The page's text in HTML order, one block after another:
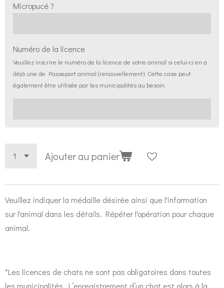
Micropucé ?
Numéro de la licence
Veuillez inscrire le numéro de la licence de votre animal si celui-ci en a
déjà une de Passeport animal (renouvellement). Cette case peut
également être utilisée par les municipalités au besoin.
Ajouter au panier
Veuillez indiquer la médaille désirée ainsi que l'information
sur l'animal dans les détails. Répéter l'opération pour chaque
animal.
*Les licences de chats ne sont pas obligatoires dans toutes
les municipalités. L’enregistrement d’un chat est alors à la